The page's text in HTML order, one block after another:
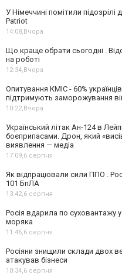
У Німеччині помітили
Patriot
14:08, Вчора
Що краще обрати сьогодні .
на роботі
12:34, Вчора
Опитування КМІС - 60%
підтримують заморожування
10:22, Вчора
Український літак Ан-124 в
боєприпасами. Дрон, який
виявлення — медіа
17:09,6 серпня
Як відпрацювали сили ППО .
101 БпЛА
13:42,6 серпня
Росія вдарила по суховантажу
моряка
11:46,6 серпня
Росіяни знищили склади двох
атакував бізнеси
10:34,6 серпня